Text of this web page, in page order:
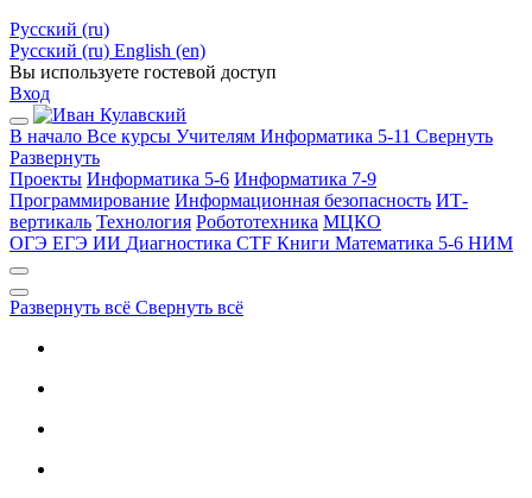
Русский ‎(ru)‎
Русский ‎(ru)‎ English ‎(en)‎
Вы используете гостевой доступ
Вход
В начало Все курсы Учителям Информатика 5-11 Свернуть
Развернуть
Проекты Информатика 5-6 Информатика 7-9
Программирование Информационная безопасность ИТ-
вертикаль Технология Робототехника МЦКО
ОГЭ ЕГЭ ИИ Диагностика CTF Книги Математика 5-6 НИМ
Развернуть всё Свернуть всё